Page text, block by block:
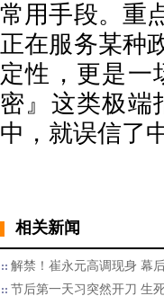
常用手段。重
正在服务某种
定性，更是一
密』这类极端
中，就误信了
相关新闻
解禁！崔永元高调现身 幕
节后第一天习突然开刀 生